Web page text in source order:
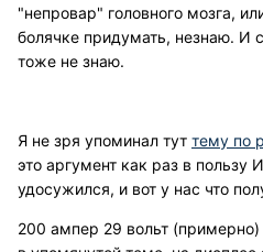
"непровар" головного мозга,
болячке придумать, незнаю. И
тоже не знаю.
Я не зря упоминал тут тему по
это аргумент как раз в пользу
удосужился, и вот у нас что
200 ампер 29 вольт